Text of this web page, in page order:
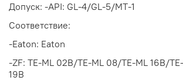
Допуск: -API: GL-4/GL-5/MT-1
Соответствие:
-Eaton: Eaton
-ZF: TE-ML 02B/TE-ML 08/TE-ML 16B/
19B